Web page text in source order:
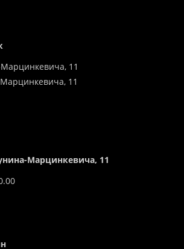
11
11
Марцинкевича, 11